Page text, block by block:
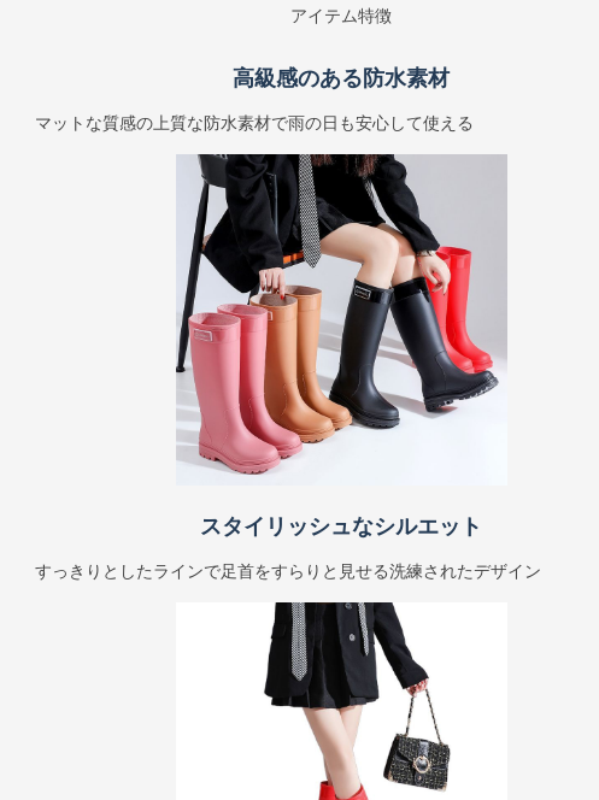
アイテム特徴
高級感のある防水素材
マットな質感の上質な防水素材で雨の日も安心して使える
スタイリッシュなシルエット
すっきりとしたラインで足首をすらりと見せる洗練されたデザイン